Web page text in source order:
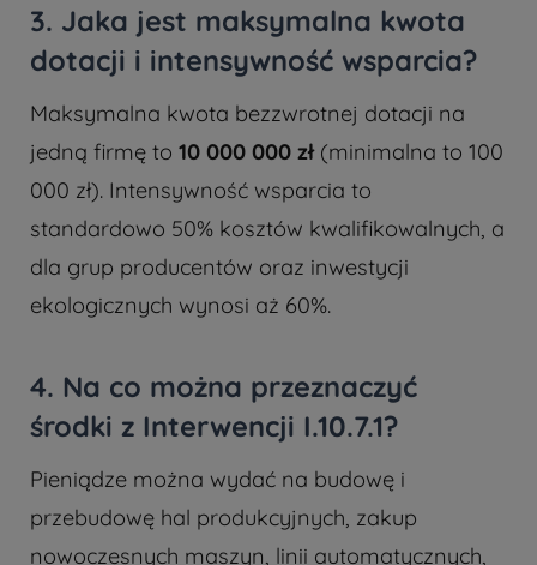
3. Jaka jest maksymalna kwota
dotacji i intensywność wsparcia?
Maksymalna kwota bezzwrotnej dotacji na
jedną firmę to 10 000 000 zł(minimalna to 100
000 zł). Intensywność wsparcia to
standardowo 50% kosztów kwalifikowalnych, a
dla grup producentów oraz inwestycji
ekologicznych wynosi aż 60%.
4. Na co można przeznaczyć
środki z Interwencji I.10.7.1?
Pieniądze można wydać na budowę i
przebudowę hal produkcyjnych, zakup
nowoczesnych maszyn, linii automatycznych,